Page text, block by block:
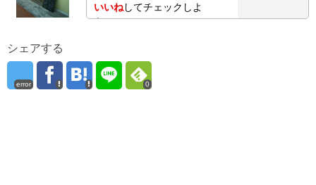
いいねしてチェックしよ
う！
シェアする
error 0